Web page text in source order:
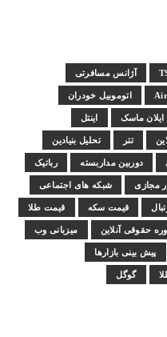
آژانس مسافرتی
اتوموبیل خودران
ایلان ماسک اینتل
تتر تحلیل بنیادین
دوربین مداربسته رباتیک
مجازی شبکه های اجتماعی
قیمت سکه قیمت طلا
حقوقی آنلاین میزبانی وب
پیش بینی بازارها
گوگل